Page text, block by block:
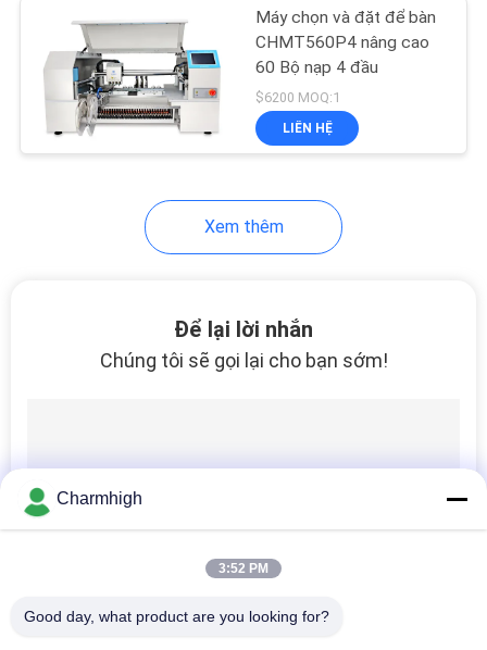
Máy chọn và đặt để bàn
CHMT560P4 nâng cao
60 Bộ nạp 4 đầu
$6200 MOQ:1
LIÊN HỆ
Xem thêm
Để lại lời nhắn
Chúng tôi sẽ gọi lại cho bạn sớm!
Charmhigh
3:52 PM
Good day, what product are you looking for?